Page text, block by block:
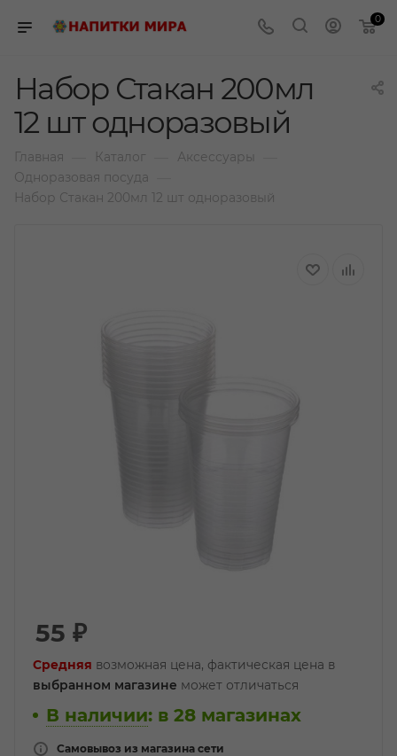
0
Набор Стакан 200мл
12 шт одноразовый
Главная Каталог Аксессуары
Одноразовая посуда
Набор Стакан 200мл 12 шт одноразовый
55 ₽
Средняя возможная цена, фактическая цена в
выбранном магазине может отличаться
В наличии: в 28 магазинах
Самовывоз из магазина сети